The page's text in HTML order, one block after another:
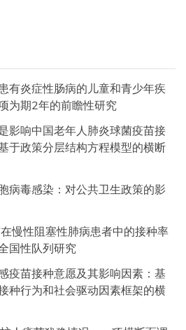
有炎症性肠病的儿童和青少年疾
为期2年的前瞻性研究
影响中国老年人肺炎球菌疫苗接
于政策分层结构方程模型的横断
病毒感染：对公共卫生政策的影
慢性阻塞性肺病患者中的接种率
国性队列研究
疫苗接种意愿及其影响因素：基
种行为和社会驱动因素框架的横